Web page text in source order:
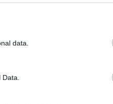
data.
los ingredientes
de las
del
Bananas,
Les
y vasos